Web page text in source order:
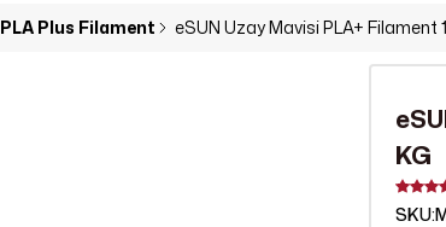
PLA Plus Filament eSUN Uzay Mavisi PLA+ Filament
KG
SKU: